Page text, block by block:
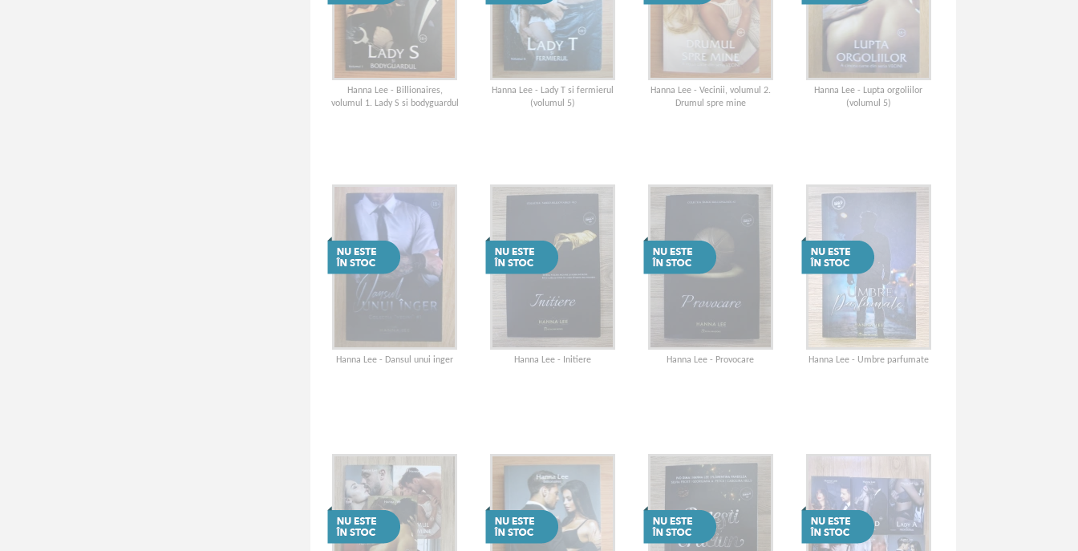
Hanna Lee - Billionaires,
volumul 1. Lady S si bodyguardul
Hanna Lee - Lady T si fermierul
(volumul 5)
Hanna Lee - Vecinii, volumul 2.
Drumul spre mine
Hanna Lee - Lupta orgoliilor
(volumul 5)
Hanna Lee - Dansul unui inger Hanna Lee - Initiere Hanna Lee - Provocare Hanna Lee - Umbre parfumate